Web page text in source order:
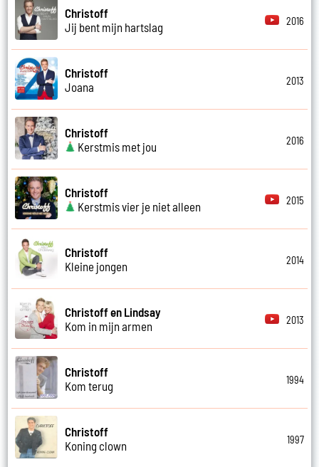
Christoff
Jij bent mijn hartslag
2016
Christoff
Joana
2013
Christoff
Kerstmis met jou
2016
Christoff
Kerstmis vier je niet alleen
2015
Christoff
Kleine jongen
2014
Christoff en Lindsay
Kom in mijn armen
2013
Christoff
Kom terug
1994
Christoff
Koning clown
1997